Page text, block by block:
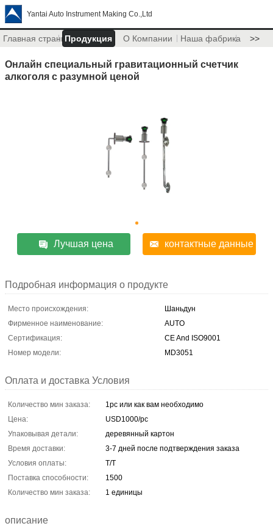
Yantai Auto Instrument Making Co.,Ltd
Главная страницаПродукция О Компании Наша фабрика >>
Онлайн специальный гравитационный счетчик
алкоголя с разумной ценой
Лучшая цена контактные данные
Подробная информация о продукте
Место происхождения:
Шаньдун
Фирменное наименование:
AUTO
Сертификация:
CE And ISO9001
Номер модели:
MD3051
Оплата и доставка Условия
Количество мин заказа:
1pc или как вам необходимо
Цена:
USD1000/pc
Упаковывая детали:
деревянный картон
Время доставки:
3-7 дней после подтверждения заказа
Условия оплаты:
T/T
Поставка способности:
1500
Количество мин заказа:
1 единицы
описание